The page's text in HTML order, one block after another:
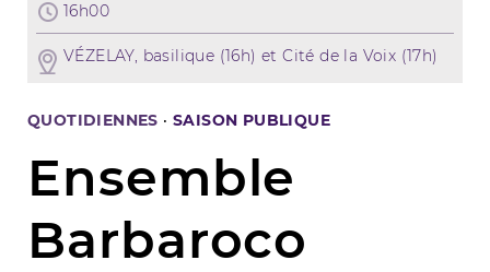
16h00
VÉZELAY, basilique (16h) et Cité de la Voix (17h)
QUOTIDIENNES ·SAISON PUBLIQUE
Ensemble
Barbaroco